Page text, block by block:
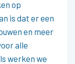
op
is dat er een
en meer
alle
werken we